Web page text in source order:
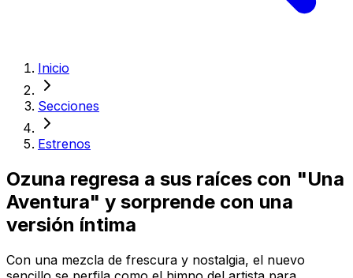
Inicio
Secciones
Estrenos
Ozuna regresa a sus raíces con "Una
Aventura" y sorprende con una
versión íntima
Con una mezcla de frescura y nostalgia, el nuevo